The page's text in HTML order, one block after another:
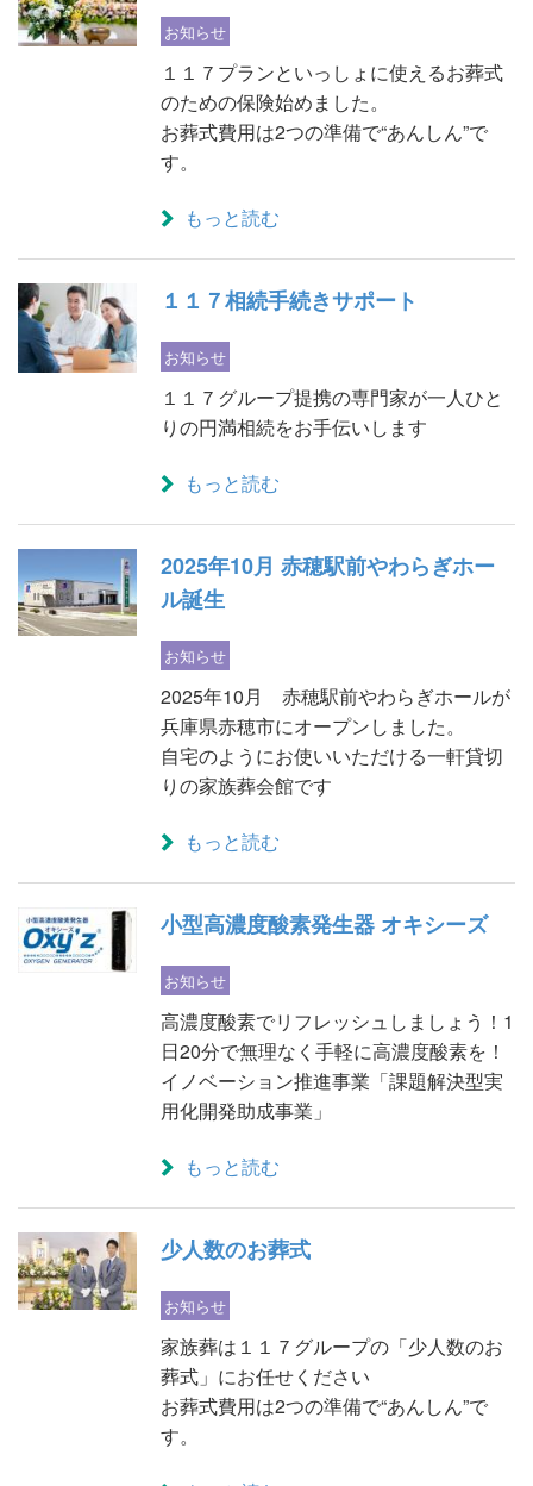
お知らせ
１１７プランといっしょに使えるお葬式
のための保険始めました。
お葬式費用は2つの準備で“あんしん”で
す。
もっと読む
１１７相続手続きサポート
お知らせ
１１７グループ提携の専門家が一人ひと
りの円満相続をお手伝いします
もっと読む
2025年10月 赤穂駅前やわらぎホー
ル誕生
お知らせ
2025年10月 赤穂駅前やわらぎホールが
兵庫県赤穂市にオープンしました。
自宅のようにお使いいただける一軒貸切
りの家族葬会館です
もっと読む
小型高濃度酸素発生器 オキシーズ
お知らせ
高濃度酸素でリフレッシュしましょう！1
日20分で無理なく手軽に高濃度酸素を！
イノベーション推進事業「課題解決型実
用化開発助成事業」
もっと読む
少人数のお葬式
お知らせ
家族葬は１１７グループの「少人数のお
葬式」にお任せください
お葬式費用は2つの準備で“あんしん”で
す。